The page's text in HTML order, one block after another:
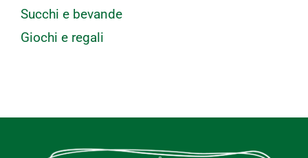
Succhi e bevande
Giochi e regali